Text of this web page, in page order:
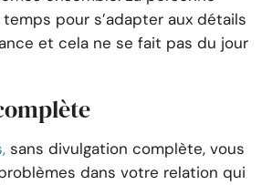
pour s’adapter aux détails
et cela ne se fait pas du jour
sans divulgation complète, vous
dans votre relation qui